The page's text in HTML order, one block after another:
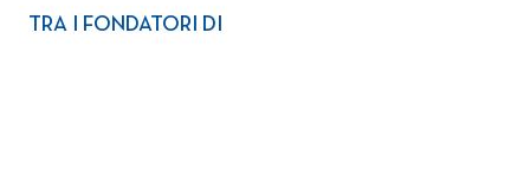
TRA I FONDATORI DI